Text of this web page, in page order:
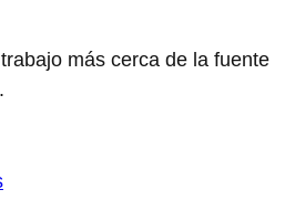
más cerca de la fuente